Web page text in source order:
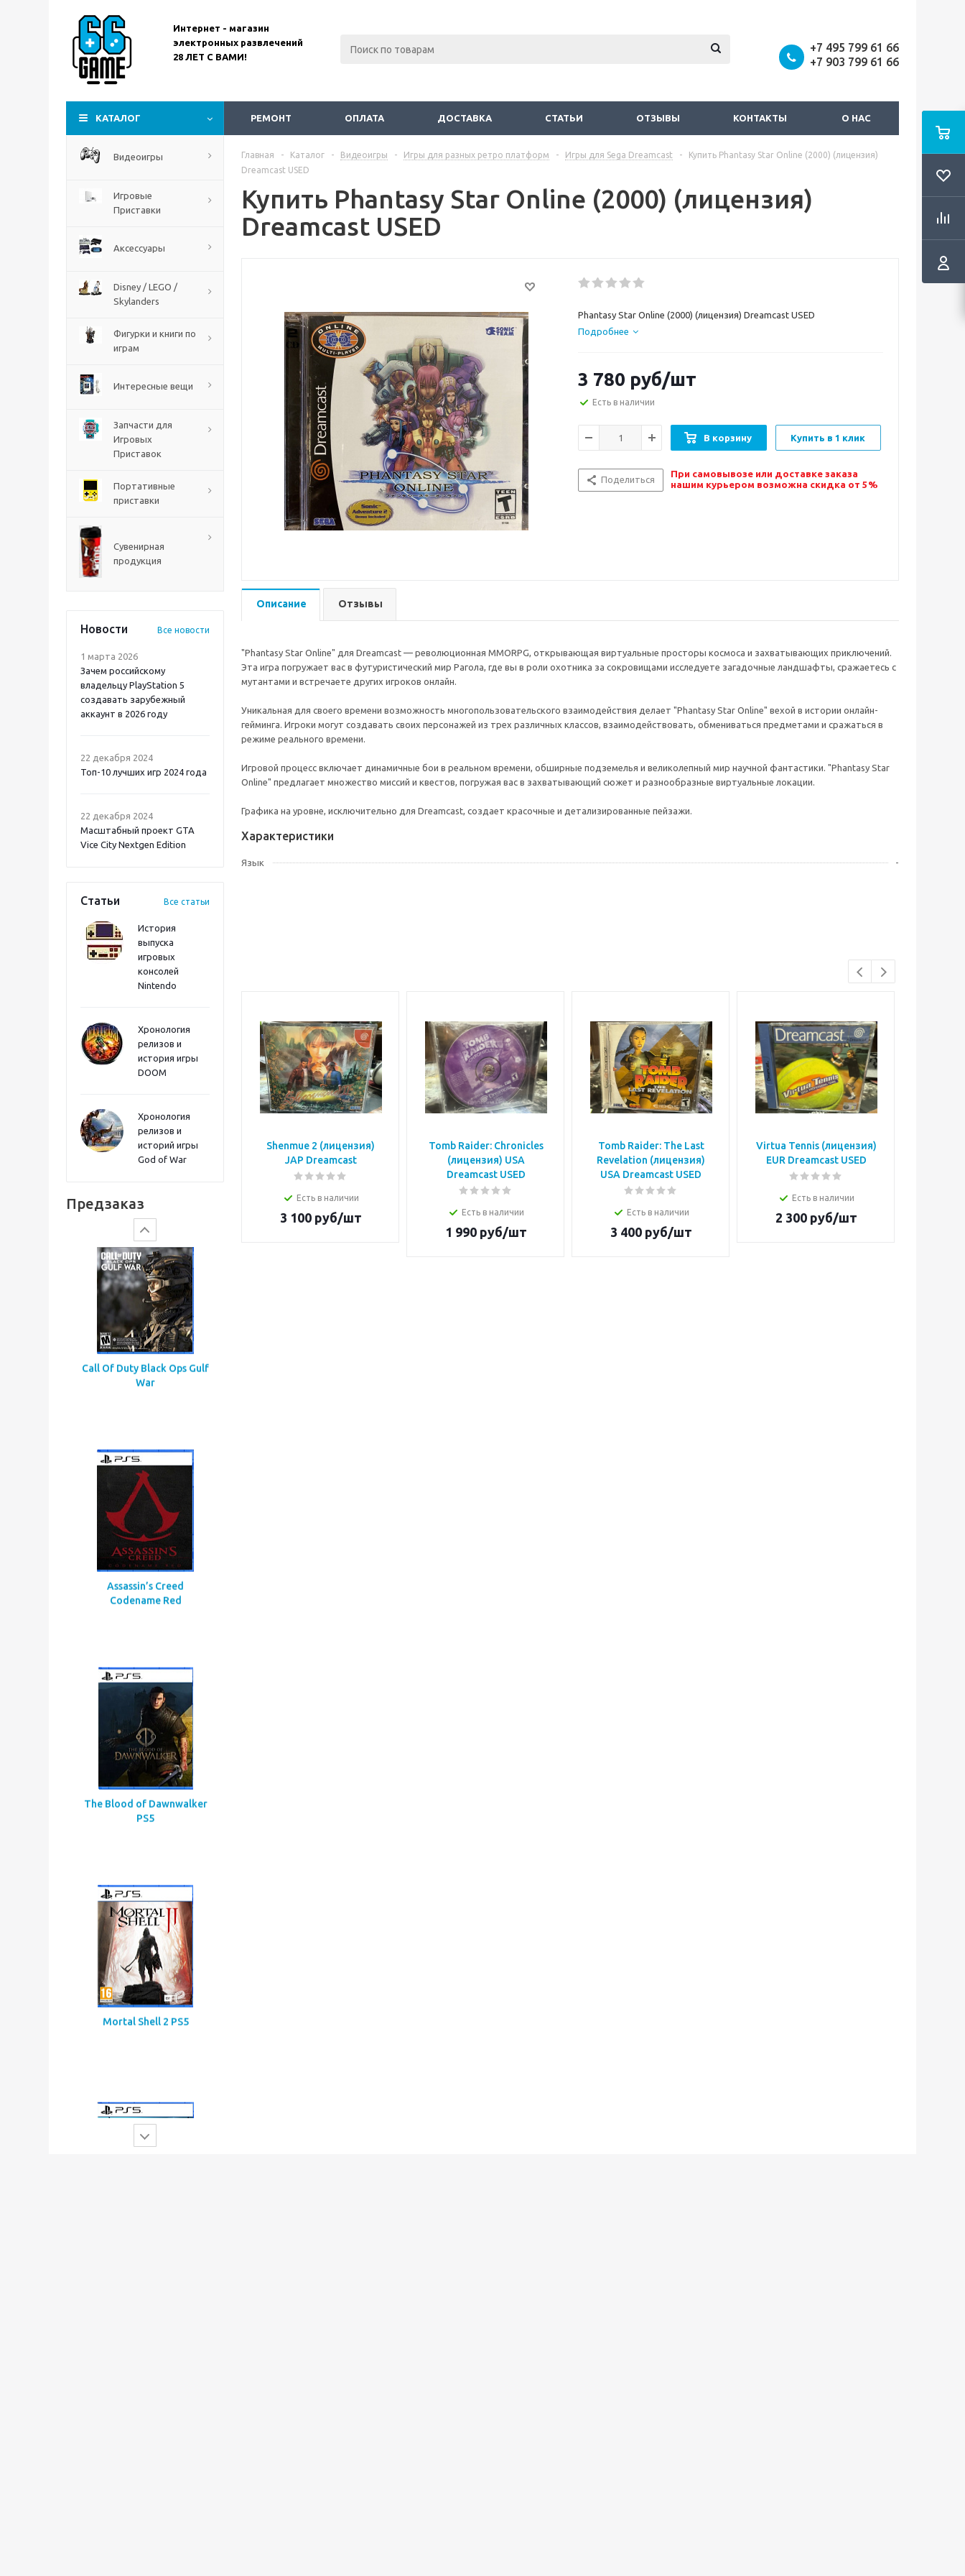
Интернет - магазин
электронных развлечений
28 ЛЕТ С ВАМИ!
+7 495 799 61 66
+7 903 799 61 66
КАТАЛОГ РЕМОНТ ОПЛАТА ДОСТАВКА СТАТЬИ ОТЗЫВЫ КОНТАКТЫ О НАС
Видеоигры
Игровые
Приставки
Аксессуары
Disney / LEGO /
Skylanders
Фигурки и книги по
играм
Интересные вещи
Запчасти для
Игровых
Приставок
Портативные
приставки
Сувенирная
продукция
Новости Все новости
1 марта 2026
Зачем российскому
владельцу PlayStation 5
создавать зарубежный
аккаунт в 2026 году
22 декабря 2024
Топ-10 лучших игр 2024 года
22 декабря 2024
Масштабный проект GTA
Vice City Nextgen Edition
Статьи Все статьи
История
выпуска
игровых
консолей
Nintendo
Хронология
релизов и
история игры
DOOM
Хронология
релизов и
историй игры
God of War
Предзаказ
The Blood of Dawnwalker
Onimusha: Way of the
Sword PS5
Главная - Каталог - Видеоигры - Игры для разных ретро платформ - Игры для Sega Dreamcast -
Купить Phantasy Star Online (2000) (лицензия)
Dreamcast USED
Купить Phantasy Star Online (2000) (лицензия)
Dreamcast USED
Phantasy Star Online (2000) (лицензия) Dreamcast USED
Подробнее
3 780 руб/шт
Есть в наличии
В корзину Купить в 1 клик
Поделиться
При самовывозе или доставке заказа
нашим курьером возможна скидка от 5%
Описание Отзывы
"Phantasy Star Online" для Dreamcast — революционная MMORPG, открывающая виртуальные просторы космоса и захватывающих приключений.
Эта игра погружает вас в футуристический мир Рагола, где вы в роли охотника за сокровищами исследуете загадочные ландшафты, сражаетесь с
мутантами и встречаете других игроков онлайн.
Уникальная для своего времени возможность многопользовательского взаимодействия делает "Phantasy Star Online" вехой в истории онлайн-
гейминга. Игроки могут создавать своих персонажей из трех различных классов, взаимодействовать, обмениваться предметами и сражаться в
режиме реального времени.
Игровой процесс включает динамичные бои в реальном времени, обширные подземелья и великолепный мир научной фантастики. "Phantasy Star
Online" предлагает множество миссий и квестов, погружая вас в захватывающий сюжет и разнообразные виртуальные локации.
Графика на уровне, исключительно для Dreamcast, создает красочные и детализированные пейзажи.
Характеристики
Язык -
Shenmue 2 (лицензия)
JAP Dreamcast
Есть в наличии
3 100руб/шт
Tomb Raider: Chronicles
(лицензия) USA
Dreamcast USED
Есть в наличии
1 990руб/шт
Tomb Raider: The Last
Revelation (лицензия)
USA Dreamcast USED
Есть в наличии
3 400руб/шт
Virtua Tennis (лицензия)
EUR Dreamcast USED
Есть в наличии
2 300руб/шт